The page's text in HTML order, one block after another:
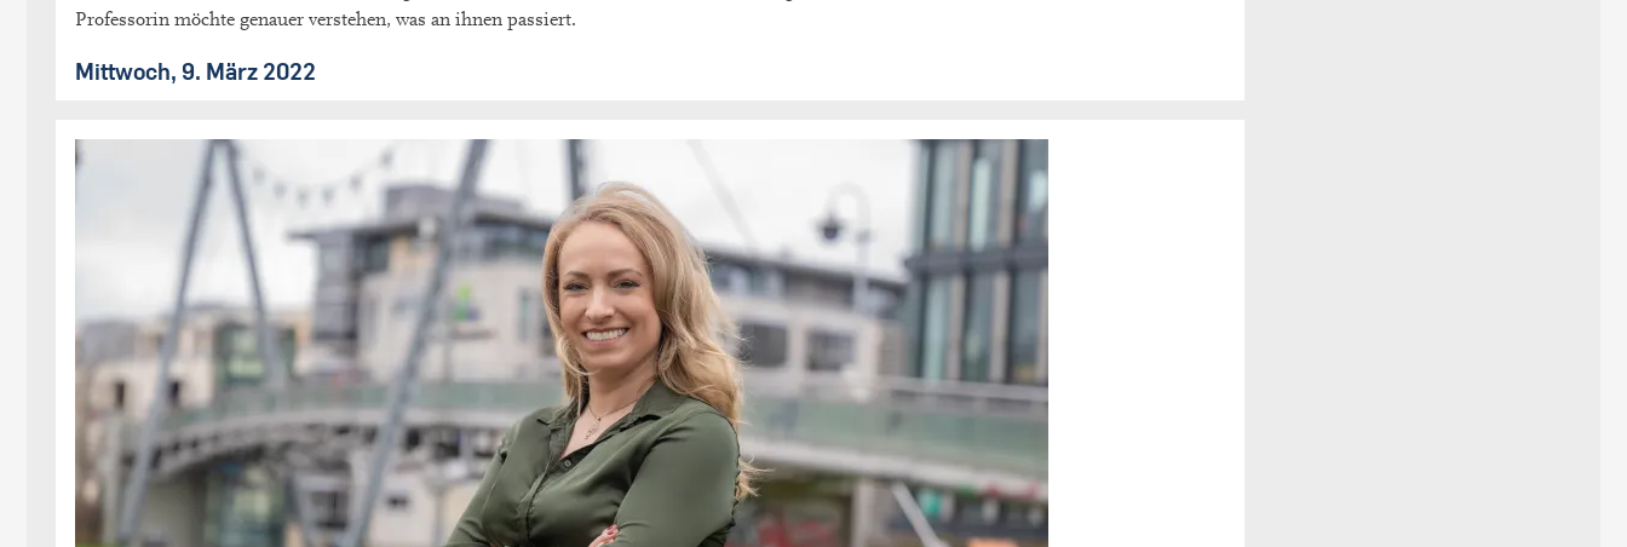
Professorin möchte genauer verstehen, was an ihnen passiert.
Mittwoch, 9. März 2022